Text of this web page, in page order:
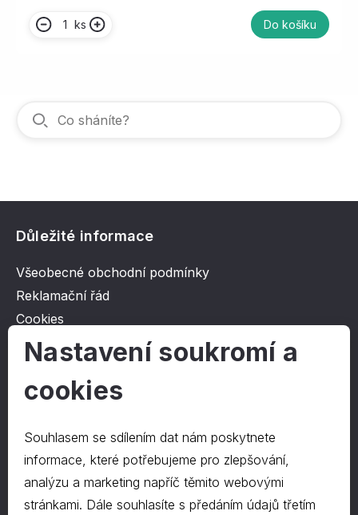
ks Do košíku
Důležité informace
Všeobecné obchodní podmínky
Reklamační řád
Cookies
Ochrana osobních údajů
O společnosti
Kontakt
O nás
Kontakty
Nastavení soukromí a
cookies
Souhlasem se sdílením dat nám poskytnete
informace, které potřebujeme pro zlepšování,
analýzu a marketing napříč těmito webovými
stránkami. Dále souhlasíte s předáním údajů třetím